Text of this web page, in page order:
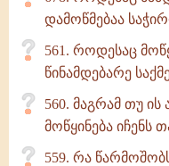
დამოწმებაა
561. როდესაც
წინამდებარე
560. მაგრამ თუ
მოწყინება იჩენს
559. რა